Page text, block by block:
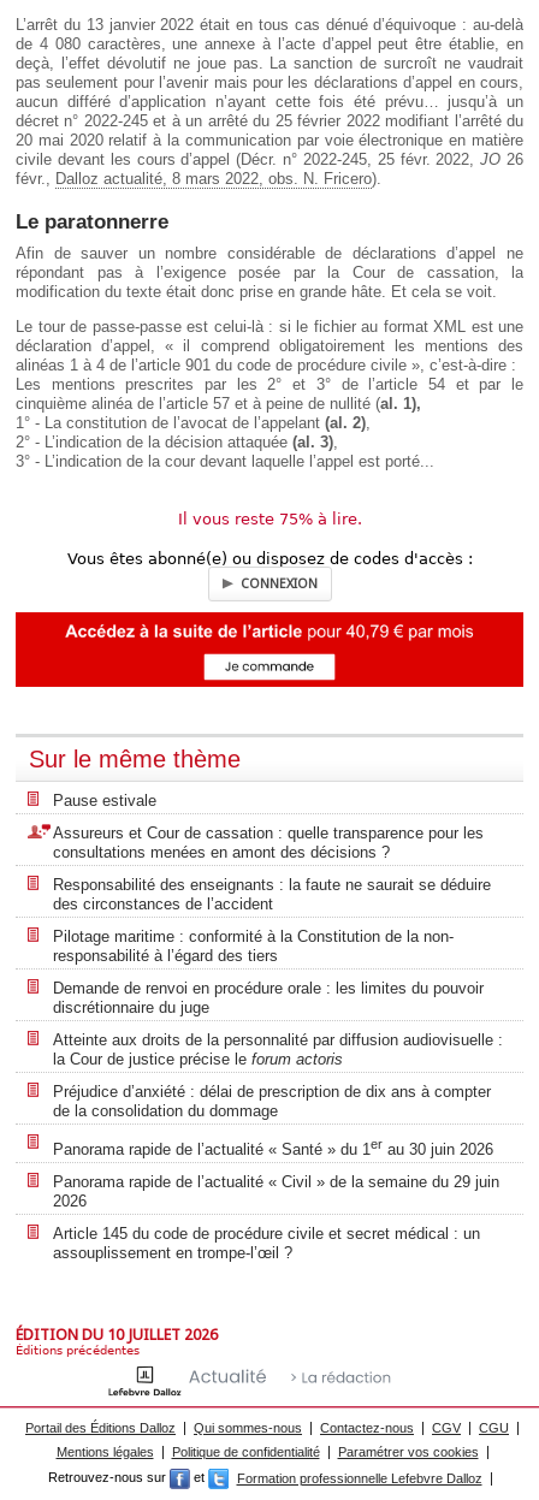
L’arrêt du 13 janvier 2022 était en tous cas dénué d’équivoque : au-delà
de 4 080 caractères, une annexe à l’acte d’appel peut être établie, en
deçà, l’effet dévolutif ne joue pas. La sanction de surcroît ne vaudrait
pas seulement pour l’avenir mais pour les déclarations d’appel en cours,
aucun différé d’application n’ayant cette fois été prévu… jusqu’à un
décret n° 2022-245 et à un arrêté du 25 février 2022 modifiant l’arrêté du
20 mai 2020 relatif à la communication par voie électronique en matière
civile devant les cours d’appel (Décr. n° 2022-245, 25 févr. 2022,JO 26
févr., Dalloz actualité, 8 mars 2022, obs. N. Fricero).
Le paratonnerre
Afin de sauver un nombre considérable de déclarations d’appel ne
répondant pas à l’exigence posée par la Cour de cassation, la
modification du texte était donc prise en grande hâte. Et cela se voit.
Le tour de passe-passe est celui-là : si le fichier au format XML est une
déclaration d’appel, « il comprend obligatoirement les mentions des
alinéas 1 à 4 de l’article 901 du code de procédure civile », c’est-à-dire :
Les mentions prescrites par les 2° et 3° de l’article 54 et par le
cinquième alinéa de l’article 57 et à peine de nullité (al. 1),
1° - La constitution de l’avocat de l’appelant (al. 2),
2° - L’indication de la décision attaquée (al. 3),
3° - L’indication de la cour devant laquelle l’appel est porté...
Il vous reste 75% à lire.
Vous êtes abonné(e) ou disposez de codes d'accès :
CONNEXION
Sur le même thème
Pause estivale
Assureurs et Cour de cassation : quelle transparence pour les
consultations menées en amont des décisions ?
Responsabilité des enseignants : la faute ne saurait se déduire
des circonstances de l’accident
Pilotage maritime : conformité à la Constitution de la non-
responsabilité à l’égard des tiers
Demande de renvoi en procédure orale : les limites du pouvoir
discrétionnaire du juge
Atteinte aux droits de la personnalité par diffusion audiovisuelle :
la Cour de justice précise le forum actoris
Préjudice d’anxiété : délai de prescription de dix ans à compter
de la consolidation du dommage
Panorama rapide de l’actualité « Santé » du 1er au 30 juin 2026
Panorama rapide de l’actualité « Civil » de la semaine du 29 juin
2026
Article 145 du code de procédure civile et secret médical : un
assouplissement en trompe-l’œil ?
ÉDITION DU 10 JUILLET 2026
Éditions précédentes
Portail des Éditions Dalloz Qui sommes-nous Contactez-nous CGV
CGU
Mentions légales
Politique de confidentialité
Paramétrer vos cookies
Retrouvez-nous sur
et
Formation professionnelle Lefebvre Dalloz